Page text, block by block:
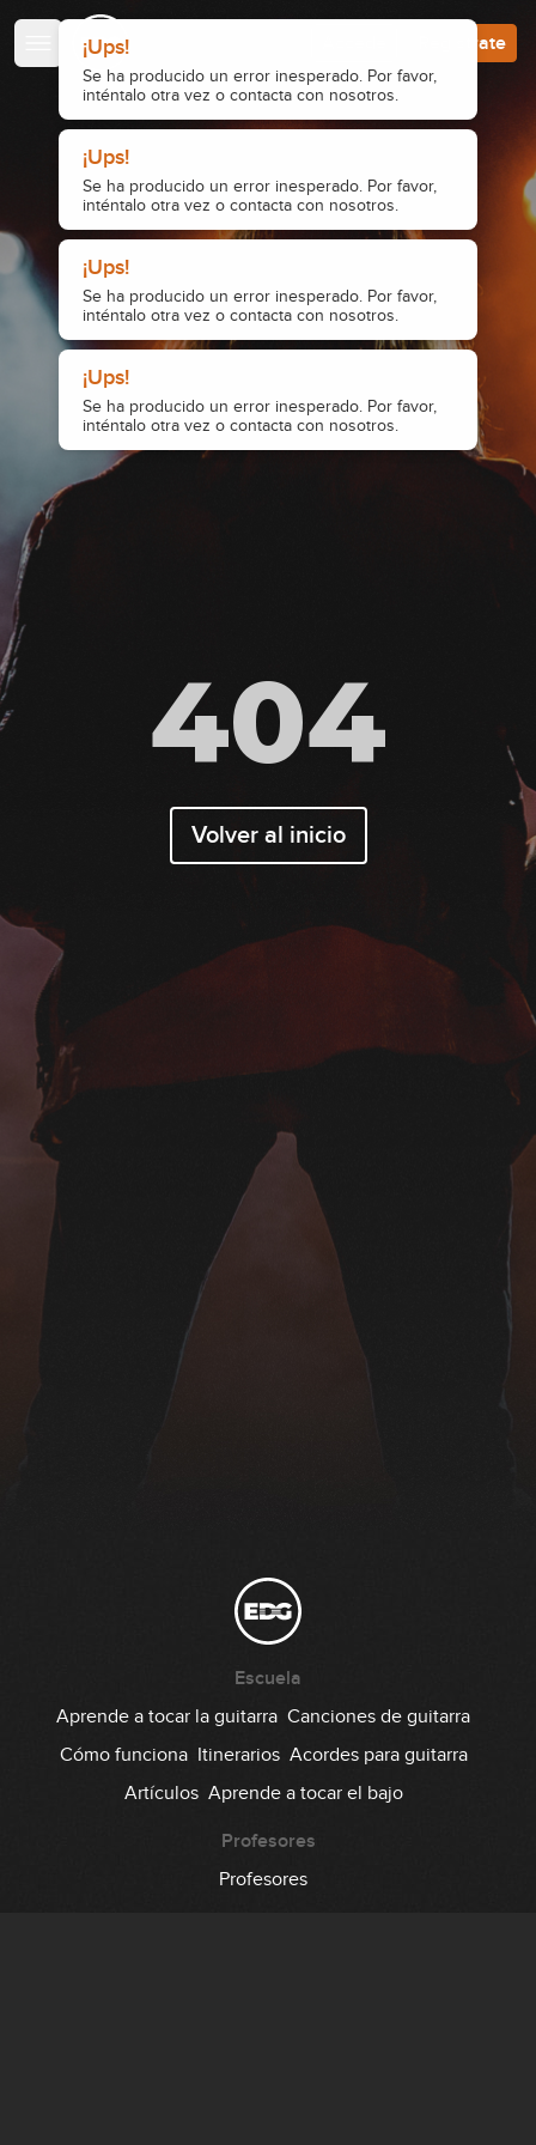
¡Ups!
Se ha producido un error inesperado. Por favor,
inténtalo otra vez o contacta con nosotros.
¡Ups!
Se ha producido un error inesperado. Por favor,
inténtalo otra vez o contacta con nosotros.
¡Ups!
Se ha producido un error inesperado. Por favor,
inténtalo otra vez o contacta con nosotros.
¡Ups!
Se ha producido un error inesperado. Por favor,
inténtalo otra vez o contacta con nosotros.
Regístrate
404
Volver al inicio
Escuela
Aprende a tocar la guitarra Canciones de guitarra
Cómo funciona Itinerarios Acordes para guitarra
Artículos Aprende a tocar el bajo
Profesores
Profesores
Escuela de Guitarristas